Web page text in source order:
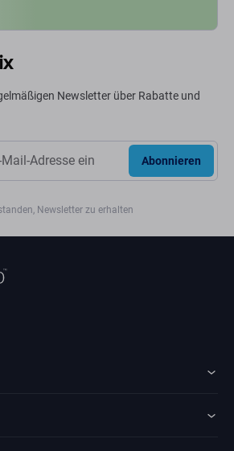
Newsletter über Rabatte und
Abonnieren
Newsletter zu erhalten